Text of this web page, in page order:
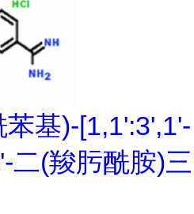
基)-[1,1':3',1'-
二(羧肟酰胺)三